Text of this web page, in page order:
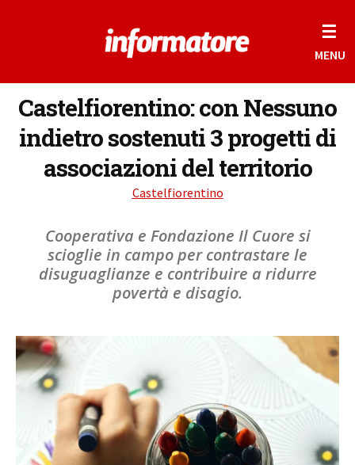
☰
MENU
Castelfiorentino: con Nessuno
indietro sostenuti 3 progetti di
associazioni del territorio
Castelfiorentino
Cooperativa e Fondazione Il Cuore si
scioglie in campo per contrastare le
disuguaglianze e contribuire a ridurre
povertà e disagio.